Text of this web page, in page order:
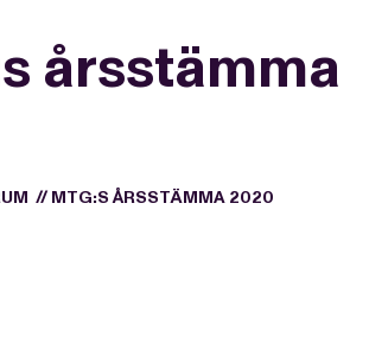
årsstämma
// MTG:S ÅRSSTÄMMA 2020